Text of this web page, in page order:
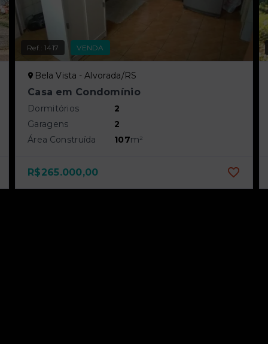
Ref.:1417 VENDA
Bela Vista - Alvorada/RS
Casa em Condomínio
Dormitórios
2
Garagens
2
Área Construída
107m²
R$265.000,00